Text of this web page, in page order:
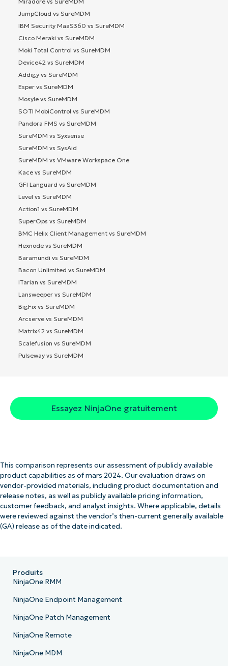
JumpCloud vs SureMDM
IBM Security MaaS360 vs SureMDM
Cisco Meraki vs SureMDM
Moki Total Control vs SureMDM
Device42 vs SureMDM
Addigy vs SureMDM
Esper vs SureMDM
Mosyle vs SureMDM
SOTI MobiControl vs SureMDM
Pandora FMS vs SureMDM
SureMDM vs Syxsense
SureMDM vs SysAid
SureMDM vs VMware Workspace One
Kace vs SureMDM
GFI Languard vs SureMDM
Level vs SureMDM
Action1 vs SureMDM
SuperOps vs SureMDM
BMC Helix Client Management vs SureMDM
Hexnode vs SureMDM
Baramundi vs SureMDM
Bacon Unlimited vs SureMDM
ITarian vs SureMDM
Lansweeper vs SureMDM
BigFix vs SureMDM
Arcserve vs SureMDM
Matrix42 vs SureMDM
Scalefusion vs SureMDM
Pulseway vs SureMDM
Essayez NinjaOne gratuitement
This comparison represents our assessment of publicly available
product capabilities as of mars 2024. Our evaluation draws on
vendor-provided materials, including product documentation and
release notes, as well as publicly available pricing information,
customer feedback, and analyst insights. Where applicable, details
were reviewed against the vendor’s then-current generally available
(GA) release as of the date indicated.
Produits
NinjaOne RMM
NinjaOne Endpoint Management
NinjaOne Patch Management
NinjaOne Remote
NinjaOne MDM